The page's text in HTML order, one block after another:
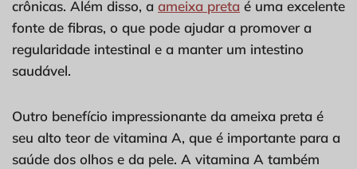
crônicas. Além disso, a ameixa preta é uma excelente
fonte de fibras, o que pode ajudar a promover a
regularidade intestinal e a manter um intestino
saudável.
Outro benefício impressionante da ameixa preta é
seu alto teor de vitamina A, que é importante para a
saúde dos olhos e da pele. A vitamina A também